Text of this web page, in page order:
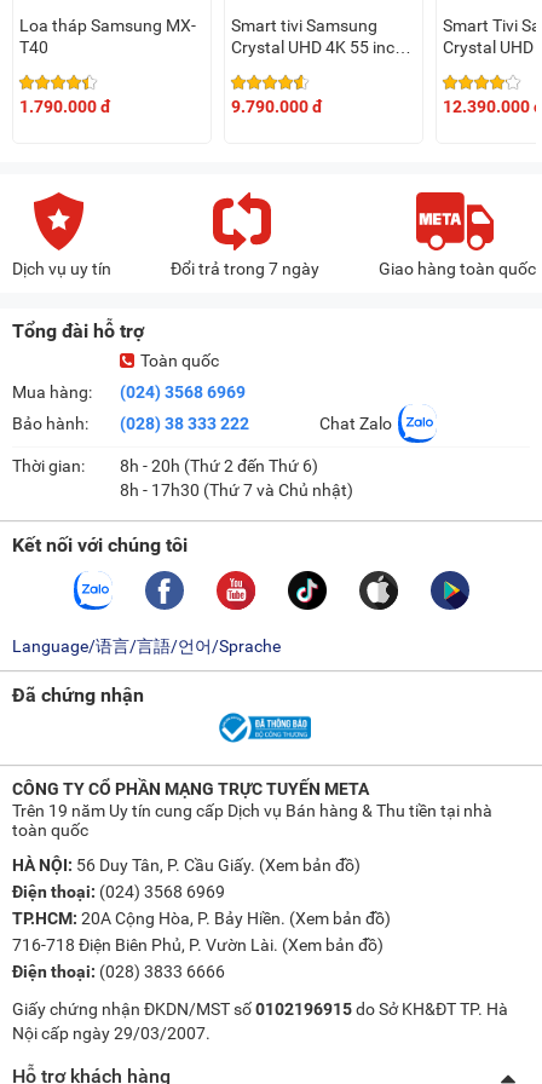
Loa tháp Samsung MX-
T40
1.790.000 đ
Smart tivi Samsung
Crystal UHD 4K 55 inch
9.790.000 đ
Smart Tivi
Crystal UHD
12.390.000 đ
Dịch vụ uy tín Đổi trả trong 7 ngày Giao hàng toàn quốc
Tổng đài hỗ trợ
Mua hàng:
Bảo hành:
Toàn quốc
(024) 3568 6969
(028) 38 333 222
Chat Zalo
Thời gian:
8h - 20h (Thứ 2 đến Thứ 6)
8h - 17h30 (Thứ 7 và Chủ nhật)
Kết nối với chúng tôi
Language/语言/言語/언어/Sprache
Đã chứng nhận
CÔNG TY CỔ PHẦN MẠNG TRỰC TUYẾN META
Trên 19 năm Uy tín cung cấp Dịch vụ Bán hàng & Thu tiền tại nhà
toàn quốc
HÀ NỘI: 56 Duy Tân, P. Cầu Giấy. (Xem bản đồ)
Điện thoại: (024) 3568 6969
TP.HCM: 20A Cộng Hòa, P. Bảy Hiền. (Xem bản đồ)
716-718 Điện Biên Phủ, P. Vườn Lài. (Xem bản đồ)
Điện thoại: (028) 3833 6666
Giấy chứng nhận ĐKDN/MST số0102196915do Sở KH&ĐT TP. Hà
Nội cấp ngày 29/03/2007.
Hỗ trợ khách hàng